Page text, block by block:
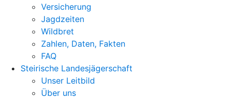
Versicherung
Jagdzeiten
Wildbret
Zahlen, Daten, Fakten
FAQ
Steirische Landesjägerschaft
Unser Leitbild
Über uns